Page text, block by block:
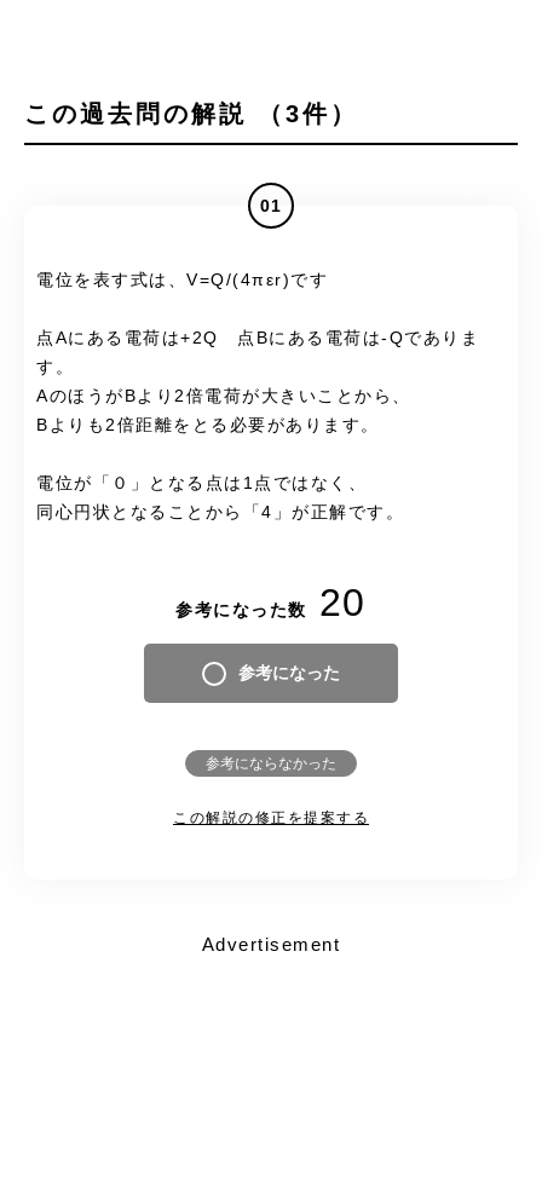
この過去問の解説 （3件）
01
電位を表す式は、V=Q/(4πεr)です
点Aにある電荷は+2Q 点Bにある電荷は-Qでありま
す。
AのほうがBより2倍電荷が大きいことから、
Bよりも2倍距離をとる必要があります。
電位が「０」となる点は1点ではなく、
同心円状となることから「4」が正解です。
参考になった数 20
参考になった
参考にならなかった
この解説の修正を提案する
Advertisement